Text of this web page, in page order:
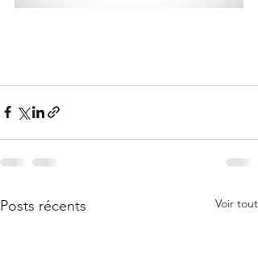
Posts récents Voir tout